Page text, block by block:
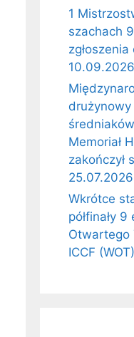
1
szachach
zgłoszenia
10.09.2026
drużynowy
Memoriał
zakończył
25.07.2026
Wkrótce
półfinały 9
Otwartego
ICCF (WOT)